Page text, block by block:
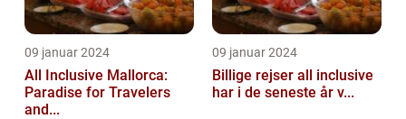
09 januar 2024
All Inclusive Mallorca:
Paradise for Travelers
and...
09 januar 2024
Billige rejser all inclusive
har i de seneste år v...